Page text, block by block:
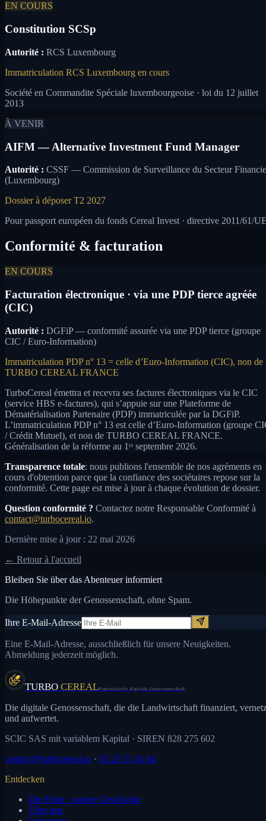
EN COURS
Constitution SCSp
Autorité : RCS Luxembourg
Immatriculation RCS Luxembourg en cours
Société en Commandite Spéciale luxembourgeoise · loi du 12 juillet
2013
À VENIR
AIFM — Alternative Investment Fund Manager
Autorité : CSSF — Commission de Surveillance du Secteur
(Luxembourg)
Dossier à déposer T2 2027
Pour passport européen du fonds Cereal Invest · directive 2011/61/
Conformité & facturation
EN COURS
Facturation électronique · via une PDP tierce agréée
(CIC)
Autorité : DGFiP — conformité assurée via une PDP tierce (groupe
CIC / Euro-Information)
Immatriculation PDP n° 13 = celle d’Euro-Information (CIC), non de
TURBO CEREAL FRANCE
TurboCereal émettra et recevra ses factures électroniques via le CIC
(service HBS e-factures), qui s’appuie sur une Plateforme de
Dématérialisation Partenaire (PDP) immatriculée par la DGFiP.
L’immatriculation PDP n° 13 est celle d’Euro-Information (groupe
/ Crédit Mutuel), et non de TURBO CEREAL FRANCE.
Généralisation de la réforme au 1ᵉʳ septembre 2026.
Transparence totale: nous publions l'ensemble de nos agréments en
cours d'obtention parce que la confiance des sociétaires repose sur la
conformité. Cette page est mise à jour à chaque évolution de dossier.
Question conformité ? Contactez notre Responsable Conformité à
contact@turbocereal.io.
Dernière mise à jour : 22 mai 2026
← Retour à l'accueil
Bleiben Sie über das Abenteuer informiert
Die Höhepunkte der Genossenschaft, ohne Spam.
Ihre E-Mail-Adresse
Eine E-Mail-Adresse, ausschließlich für unsere Neuigkeiten.
Abmeldung jederzeit möglich.
TURBO CEREALFranzösische digitale Genossenschaft
Die digitale Genossenschaft, die die Landwirtschaft finanziert,
und aufwertet.
SCIC SAS mit variablem Kapital · SIREN 828 275 602
contact@turbocereal.io · 03 23 51 41 84
Entdecken
Die Ernte · unsere Geschichte
Über uns